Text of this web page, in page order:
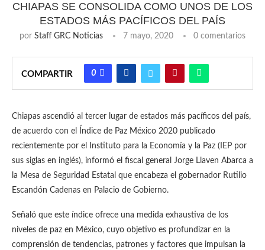
CHIAPAS SE CONSOLIDA COMO UNOS DE LOS
ESTADOS MÁS PACÍFICOS DEL PAÍS
por Staff GRC Noticias 7 mayo, 2020 0 comentarios
COMPARTIR 0
Chiapas ascendió al tercer lugar de estados más pacíficos del país,
de acuerdo con el Índice de Paz México 2020 publicado
recientemente por el Instituto para la Economía y la Paz (IEP por
sus siglas en inglés), informó el fiscal general Jorge Llaven Abarca a
la Mesa de Seguridad Estatal que encabeza el gobernador Rutilio
Escandón Cadenas en Palacio de Gobierno.
Señaló que este índice ofrece una medida exhaustiva de los
niveles de paz en México, cuyo objetivo es profundizar en la
comprensión de tendencias, patrones y factores que impulsan la